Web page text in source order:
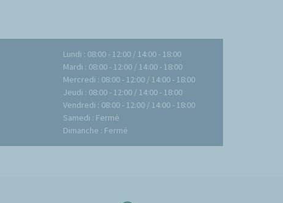
Lundi : 08:00 - 12:00 / 14:00 - 18:00
Mardi : 08:00 - 12:00 / 14:00 - 18:00
Mercredi : 08:00 - 12:00 / 14:00 - 18:00
Jeudi : 08:00 - 12:00 / 14:00 - 18:00
Vendredi : 08:00 - 12:00 / 14:00 - 18:00
Samedi : Fermé
Dimanche : Fermé